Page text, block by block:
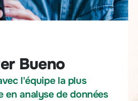
Bueno
l'équipe la plus
en analyse de données